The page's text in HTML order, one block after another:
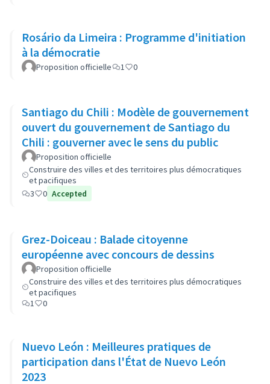
Rosário da Limeira : Programme d'initiation
à la démocratie
Proposition officielle 1 0
Santiago du Chili : Modèle de gouvernement
ouvert du gouvernement de Santiago du
Chili : gouverner avec le sens du public
Proposition officielle
Construire des villes et des territoires plus démocratiques
et pacifiques
3
0 Accepted
Grez-Doiceau : Balade citoyenne
européenne avec concours de dessins
Proposition officielle
Construire des villes et des territoires plus démocratiques
et pacifiques
1
0
Nuevo León : Meilleures pratiques de
participation dans l'État de Nuevo León
2023